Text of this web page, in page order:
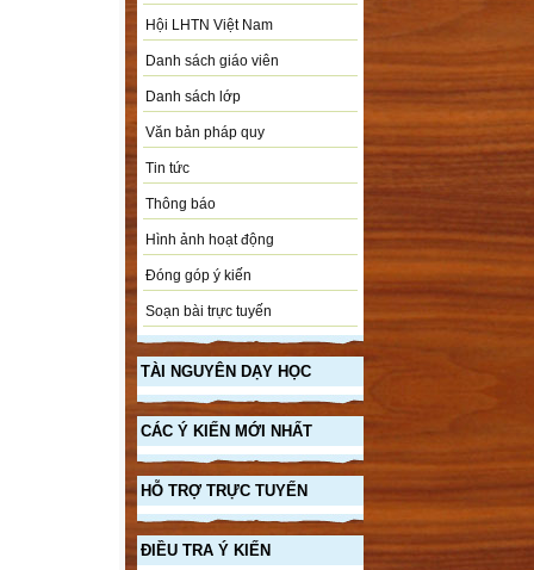
Hội LHTN Việt Nam
Danh sách giáo viên
Danh sách lớp
Văn bản pháp quy
Tin tức
Thông báo
Hình ảnh hoạt động
Đóng góp ý kiến
Soạn bài trực tuyến
TÀI NGUYÊN DẠY HỌC
CÁC Ý KIẾN MỚI NHẤT
HỖ TRỢ TRỰC TUYẾN
ĐIỀU TRA Ý KIẾN